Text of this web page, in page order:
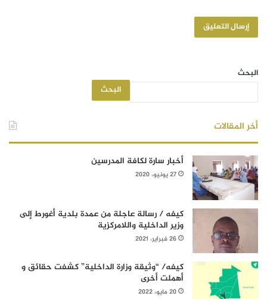
البحث
البحث
أخر المقالات
أخبار سارة لكافة المدرسين
27 يونيو، 2020
كيفه / رسالة عاجلة من عمدة بلدية أغورط إلى
وزير الداخلية واللامركزية
26 فبراير، 2021
كيفه/ “وثيقة وزارة الداخلية” كشفت حقائق و
أهملت أخرى
20 مايو، 2022